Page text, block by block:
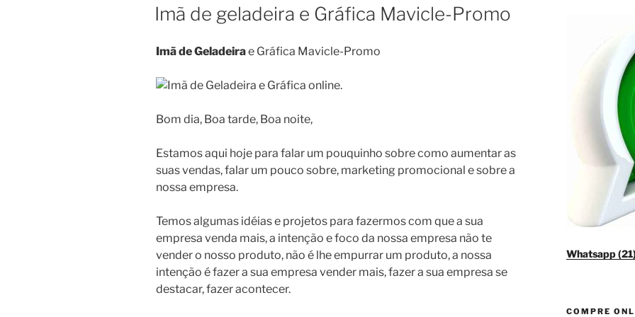
EM
Imã de geladeira e Gráfica Mavicle-Promo
Imã de Geladeirae Gráfica Mavicle-Promo
Bom dia, Boa tarde, Boa noite,
Estamos aqui hoje para falar um pouquinho sobre como aumentar as
suas vendas, falar um pouco sobre, marketing promocional e sobre a
nossa empresa.
Temos algumas idéias e projetos para fazermos com que a sua
empresa venda mais, a intenção e foco da nossa empresa não te
vender o nosso produto, não é lhe empurrar um produto, a nossa
intenção é fazer a sua empresa vender mais, fazer a sua empresa se
destacar, fazer acontecer.
Whatsapp
COMPRE